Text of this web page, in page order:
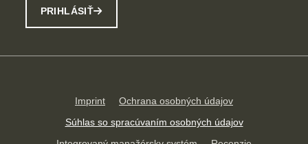
PRIHLÁSIŤ
Imprint
Ochrana osobných údajov
Súhlas so spracúvaním osobných údajov